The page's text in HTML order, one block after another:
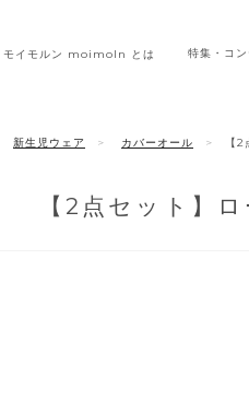
モイモルン moimoln とは 特集・ コ
新生児ウェア カバーオール 【
【2点セット】